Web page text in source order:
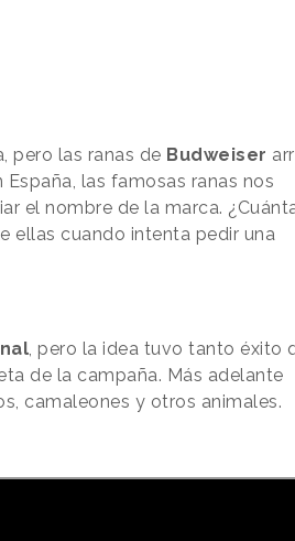
pero las ranas de Budweiser
las famosas ranas nos
el nombre de la marca.
ellas cuando intenta pedir una
, pero la idea tuvo tanto éxito
de la campaña. Más adelante
camaleones y otros animales.